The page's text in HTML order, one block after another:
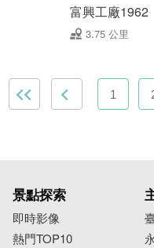
富興工廠1962
3.75 公里
1
景點探索
即時影像
熱門TOP10